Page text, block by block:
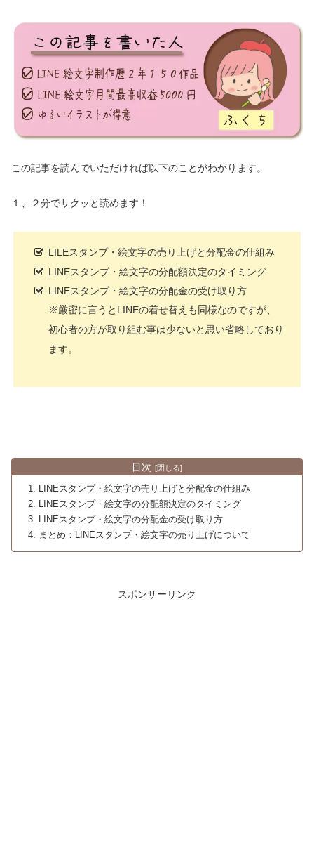
この記事を読んでいただければ以下のことがわかります。
１、２分でサクッと読めます！
LILEスタンプ・絵文字の売り上げと分配金の仕組み
LINEスタンプ・絵文字の分配額決定のタイミング
LINEスタンプ・絵文字の分配金の受け取り方
※厳密に言うとLINEの着せ替えも同様なのですが、
初心者の方が取り組む事は少ないと思い省略しており
ます。
目次
LINEスタンプ・絵文字の売り上げと分配金の仕組み
LINEスタンプ・絵文字の分配額決定のタイミング
LINEスタンプ・絵文字の分配金の受け取り方
まとめ：LINEスタンプ・絵文字の売り上げについて
スポンサーリンク